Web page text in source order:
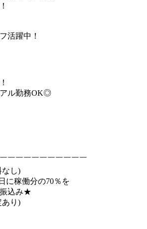
活躍中！
アル勤務OK◎
￣￣￣￣￣￣￣￣￣￣
し)
に稼働分の70％を
込み★
り)